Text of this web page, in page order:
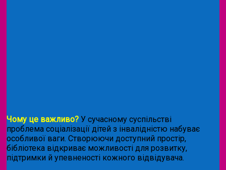
Чому це важливо? У сучасному суспільстві
проблема соціалізації дітей з інвалідністю набуває
особливої ваги. Створюючи доступний простір,
бібліотека відкриває можливості для розвитку,
підтримки й упевненості кожного відвідувача.